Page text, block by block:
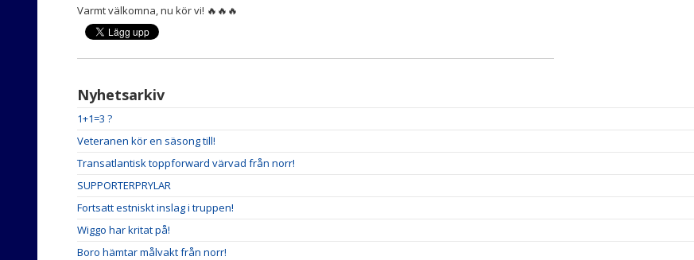
Varmt välkomna, nu kör vi! 🔥🔥🔥
Nyhetsarkiv
1+1=3 ?
Veteranen kör en säsong till!
Transatlantisk toppforward värvad från norr!
SUPPORTERPRYLAR
Fortsatt estniskt inslag i truppen!
Wiggo har kritat på!
Boro hämtar målvakt från norr!